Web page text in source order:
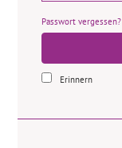
Passwort vergessen?
Erinnern